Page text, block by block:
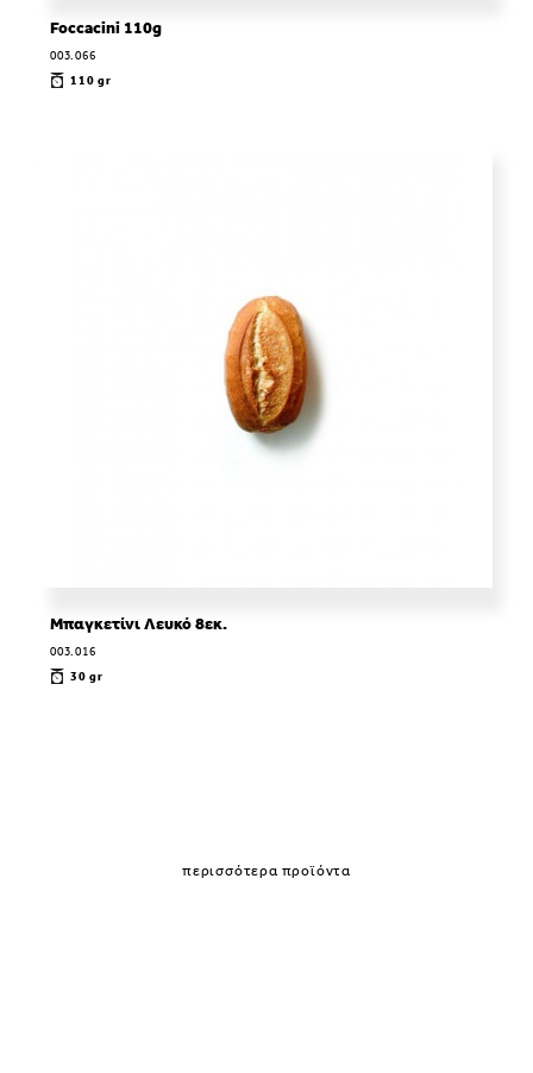
Foccacini 110g
003.066
110 gr
Μπαγκετίνι Λευκό 8εκ.
003.016
30 gr
περισσότερα προϊόντα